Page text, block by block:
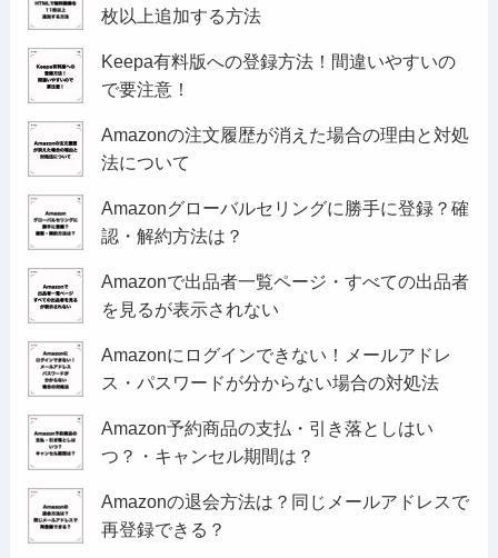
枚以上追加する方法
Keepa有料版への登録方法！間違いやすいの
で要注意！
Amazonの注文履歴が消えた場合の理由と対処
法について
Amazonグローバルセリングに勝手に登録？確
認・解約方法は？
Amazonで出品者一覧ページ・すべての出品者
を見るが表示されない
Amazonにログインできない！メールアドレ
ス・パスワードが分からない場合の対処法
Amazon予約商品の支払・引き落としはい
つ？・キャンセル期間は？
Amazonの退会方法は？同じメールアドレスで
再登録できる？